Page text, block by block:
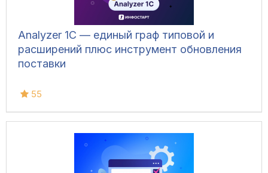
Analyzer 1C — единый граф типовой и
расширений плюс инструмент обновления
поставки
55